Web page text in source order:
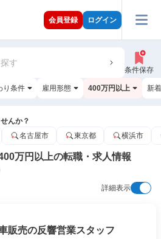
会員登録 ログイン
す
条件保存
り条件 雇用形態 400万円以上 新
んか？
名古屋市 東京都 横浜市
万円以上の転職・求人情報
詳細表示
販売の反響営業スタッフ